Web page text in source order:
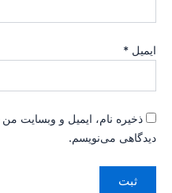
ایمیل *
ذخیره نام، ایمیل و وبسایت
دیدگاهی می‌نویسم.